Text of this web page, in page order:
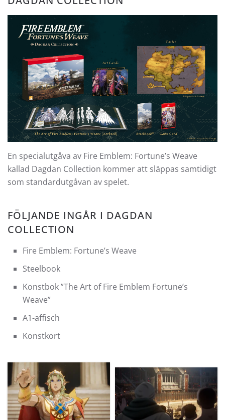
En specialutgåva av Fire Emblem: Fortune’s Weave
kallad Dagdan Collection kommer att släppas samtidigt
som standardutgåvan av spelet.
FÖLJANDE INGÅR I DAGDAN
COLLECTION
Fire Emblem: Fortune’s Weave
Steelbook
Konstbok ”The Art of Fire Emblem Fortune’s
Weave”
A1-affisch
Konstkort